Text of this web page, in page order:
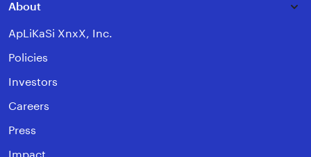
About
ApLiKaSi XnxX, Inc.
Policies
Investors
Careers
Press